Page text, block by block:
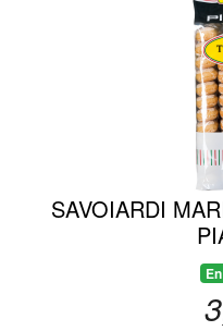
SAVOIARDI